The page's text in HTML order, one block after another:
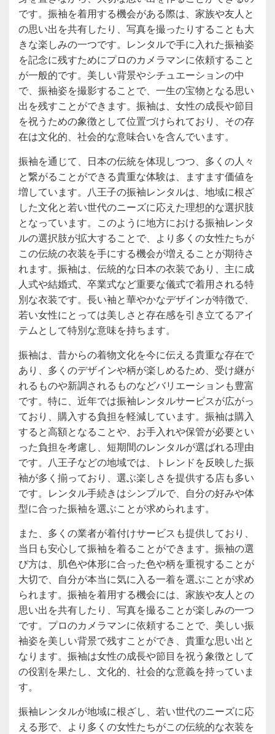
です。振袖を着用する機会がある際は、家族や友人と
の思い出を共有したり、写真を撮ったりすることも大
きな楽しみの一つです。レンタルで手に入れた振袖姿
を記念に残すためにプロのカメラマンに依頼すること
が一般的です。美しい背景やシチュエーションの中
で、振袖姿を撮影することで、一生の宝物となる思い
出を残すことができます。振袖は、女性の成長や節目
を祝うための象徴として位置づけられており、その存
在は文化的、社会的な意味合いを含んでいます。
振袖を通じて、日本の伝統を体現しつつ、多くの人々
と繋がることができる貴重な体験は、ますます価値を
増しています。八王子の振袖レンタルは、地域に根ざ
した文化と若い世代のニーズに応えた理想的な選択肢
となっています。このように地方における振袖レンタ
ルの選択肢が拡大することで、より多くの女性たちが
この伝統の衣装を手にする機会が増えることが期待さ
れます。振袖は、伝統的な日本の衣装であり、主に成
人式や結婚式、卒業式など重要な儀式で着用される特
別な衣装です。長い袖と華やかなデザインが特徴で、
若い女性にとっては美しさと存在感を引き立てるアイ
テムとして特別な意味を持ちます。
振袖は、昔からの着物文化を今に伝える貴重な存在で
あり、多くのデザインや柄が楽しめるため、受け継が
れるものや新調されるものなどバリエーションも豊富
です。特に、近年では振袖レンタルサービスが広がっ
ており、購入する負担を軽減しています。振袖は購入
すると高額となることや、お手入れや保管が必要とい
った負担を考慮し、短期間のレンタルが選ばれる理由
です。八王子などの地域では、トレンドを反映した振
袖が多く揃っており、選ぶ楽しさを提供する店も多い
です。レンタル手続きはシンプルで、自分の好みや体
型に合った振袖を選ぶことが求められます。
また、多くの業者が着付けサービスも提供しており、
当日も安心して振袖を着ることができます。振袖の選
び方は、肌色や体形に合った色や柄を重視することが
大切で、自分が本当に気に入る一着を選ぶことが求め
られます。振袖を着用する機会には、家族や友人との
思い出を共有したり、写真を撮ることが楽しみの一つ
です。プロのカメラマンに依頼することで、美しい振
袖姿を美しい背景で残すことができ、貴重な思い出と
なります。振袖は女性の成長や節目を祝う象徴として
の役割を果たし、文化的、社会的な意義を持っていま
す。
振袖レンタルが地域に根ざし、若い世代のニーズに応
える形で、より多くの女性たちがこの伝統的な衣装を